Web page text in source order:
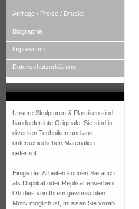
Anfrage / Preise / Drucke
Biographie
Impressum
Datenschutzerklärung
Unsere Skulpturen & Plastiken sind
handgefertigte Originale. Sie sind in
diversen Techniken und aus
unterschiedlichen Materialien
gefertiigt.
Einige der Arbeiten können Sie auch
als Duplikat oder Replikat erwerben.
Ob dies von Ihrem gewünschten
Motiv möglich ist, müssen Sie vorab